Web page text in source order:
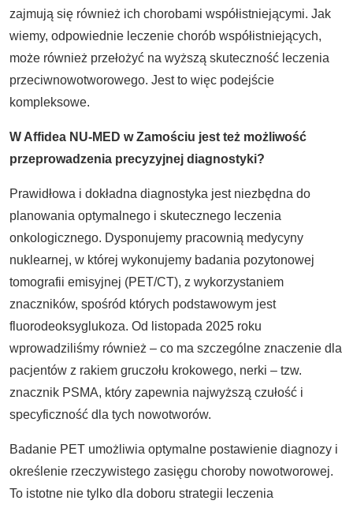
zajmują się również ich chorobami współistniejącymi. Jak
wiemy, odpowiednie leczenie chorób współistniejących,
może również przełożyć na wyższą skuteczność leczenia
przeciwnowotworowego. Jest to więc podejście
kompleksowe.
W Affidea NU-MED w Zamościu jest też możliwość
przeprowadzenia precyzyjnej diagnostyki?
Prawidłowa i dokładna diagnostyka jest niezbędna do
planowania optymalnego i skutecznego leczenia
onkologicznego. Dysponujemy pracownią medycyny
nuklearnej, w której wykonujemy badania pozytonowej
tomografii emisyjnej (PET/CT), z wykorzystaniem
znaczników, spośród których podstawowym jest
fluorodeoksyglukoza. Od listopada 2025 roku
wprowadziliśmy również – co ma szczególne znaczenie dla
pacjentów z rakiem gruczołu krokowego, nerki – tzw.
znacznik PSMA, który zapewnia najwyższą czułość i
specyficzność dla tych nowotworów.
Badanie PET umożliwia optymalne postawienie diagnozy i
określenie rzeczywistego zasięgu choroby nowotworowej.
To istotne nie tylko dla doboru strategii leczenia